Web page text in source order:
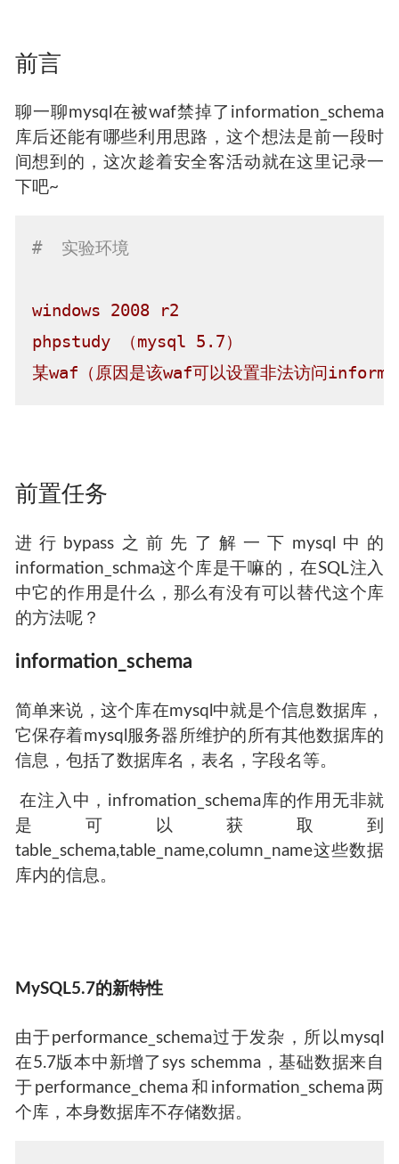
前言
聊一聊mysql在被waf禁掉了information_schema
库后还能有哪些利用思路，这个想法是前一段时
间想到的，这次趁着安全客活动就在这里记录一
下吧~
#  实验环境
windows 2008
r2
phpstudy
（mysql 5.7）
某waf（原因是该waf可以设置非法访问
前置任务
进行bypass之前先了解一下mysql中的
information_schma这个库是干嘛的，在SQL注入
中它的作用是什么，那么有没有可以替代这个库
的方法呢？
information_schema
简单来说，这个库在mysql中就是个信息数据库，
它保存着mysql服务器所维护的所有其他数据库的
信息，包括了数据库名，表名，字段名等。
​ 在注入中，infromation_schema库的作用无非就
是可以获取到
table_schema,table_name,column_name这些数据
库内的信息。
MySQL5.7的新特性
由于performance_schema过于发杂，所以mysql
在5.7版本中新增了sys schemma，基础数据来自
于performance_chema和information_schema两
个库，本身数据库不存储数据。